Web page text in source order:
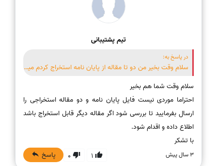
تیم پشتیبانی
در پاسخ به:
سلام وقت بخیر من دو تا مقاله از پایان نامه استخراج کردم مییخواهم یک مقاله مروری دیگر شما استخراج کنید.قابل انجام است؟
احتراما موردی نیست فایل پایان نامه و دو مقاله استخراجی را
ارسال بفرمایید تا بررسی شود اگر مقاله دیگر قابل استخراج باشد
با تشکر
3 سال پیش 1
0 پاسخ